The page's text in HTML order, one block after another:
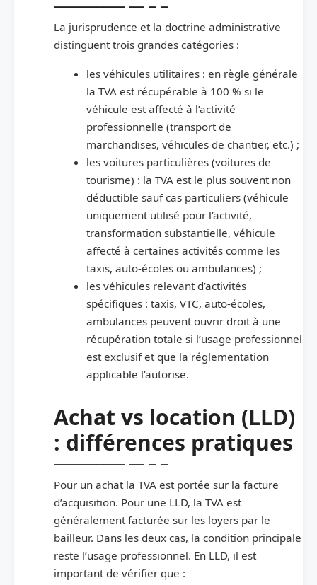
La jurisprudence et la doctrine administrative
distinguent trois grandes catégories :
les véhicules utilitaires : en règle générale
la TVA est récupérable à 100 % si le
véhicule est affecté à l’activité
professionnelle (transport de
marchandises, véhicules de chantier, etc.) ;
les voitures particulières (voitures de
tourisme) : la TVA est le plus souvent non
déductible sauf cas particuliers (véhicule
uniquement utilisé pour l’activité,
transformation substantielle, véhicule
affecté à certaines activités comme les
taxis, auto-écoles ou ambulances) ;
les véhicules relevant d’activités
spécifiques : taxis, VTC, auto-écoles,
ambulances peuvent ouvrir droit à une
récupération totale si l’usage professionnel
est exclusif et que la réglementation
applicable l’autorise.
Achat vs location (LLD)
: différences pratiques
Pour un achat la TVA est portée sur la facture
d’acquisition. Pour une LLD, la TVA est
généralement facturée sur les loyers par le
bailleur. Dans les deux cas, la condition principale
reste l’usage professionnel. En LLD, il est
important de vérifier que :